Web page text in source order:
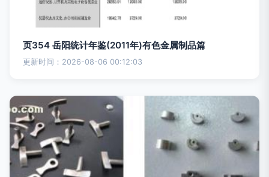
页354 岳阳统计年鉴(2011年)有色金属制品篇
更新时间：2026-08-06 00:12:03